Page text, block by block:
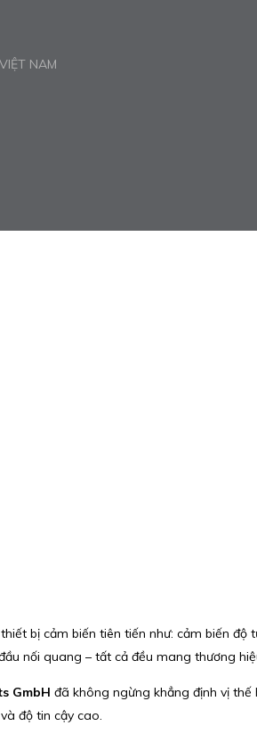
NAM
bị cảm biến tiên tiến như: cảm biến
nối quang – tất cả đều mang thương
GmbH đã không ngừng khẳng định vị
độ tin cậy cao.